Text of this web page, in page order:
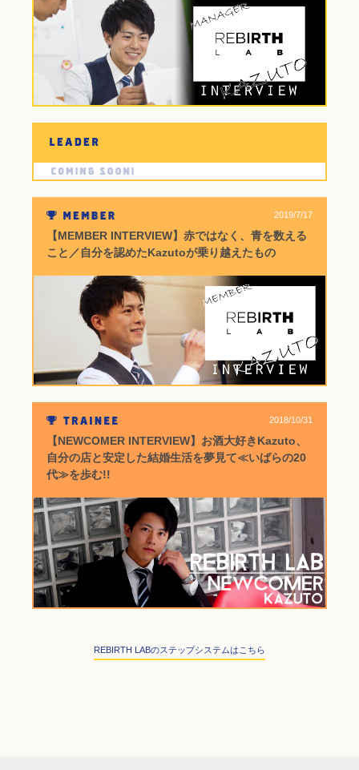
2019/7/17
【MEMBER INTERVIEW】赤ではなく、青を数える
こと／自分を認めたKazutoが乗り越えたもの
2018/10/31
【NEWCOMER INTERVIEW】お酒大好きKazuto、
自分の店と安定した結婚生活を夢見て≪いばらの20
代≫を歩む!!
REBIRTH LABのステップシステムはこちら